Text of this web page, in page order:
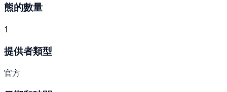
熊的數量
1
提供者類型
官方